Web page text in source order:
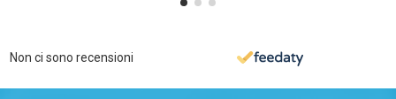
Non ci sono recensioni